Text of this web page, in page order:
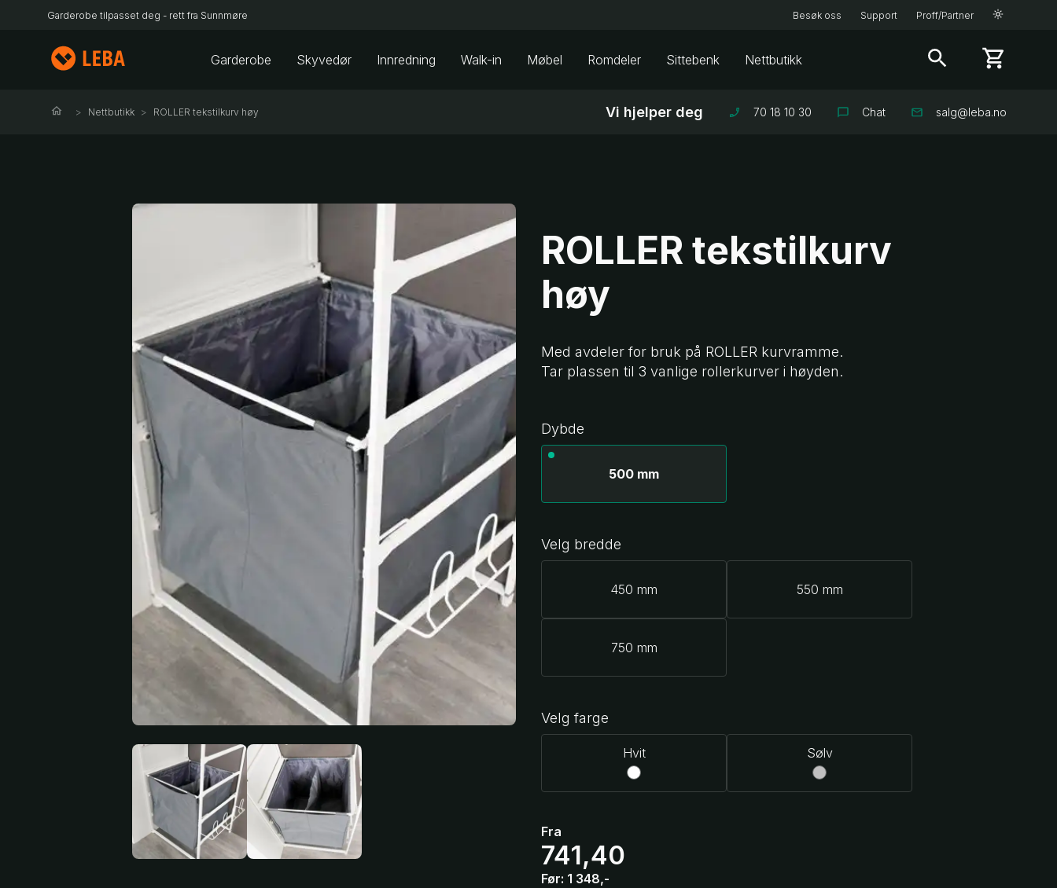
Garderobe tilpasset deg - rett fra Sunnmøre Besøk oss Support Proff/Partner
Garderobe Skyvedør Innredning Walk-in Møbel Romdeler Sittebenk Nettbutikk
Nettbutikk ROLLER tekstilkurv høy Vi hjelper deg 70 18 10 30 Chat salg@leba.no
ROLLER tekstilkurv
høy
Med avdeler for bruk på ROLLER kurvramme.
Tar plassen til 3 vanlige rollerkurver i høyden.
Dybde
500 mm
Velg bredde
450 mm 550 mm
750 mm
Velg farge
Hvit Sølv
Fra
741,40
Før: 1 348,-